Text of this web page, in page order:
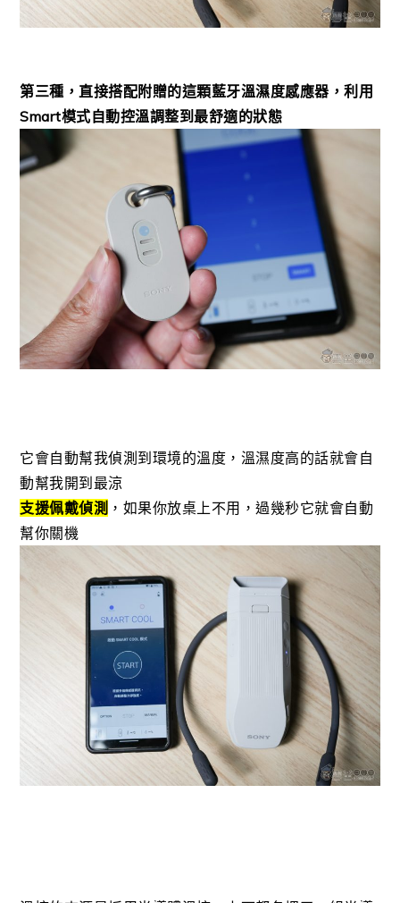
第三種，直接搭配附贈的這顆藍牙溫濕度感應器，利用
Smart模式自動控溫調整到最舒適的狀態
它會自動幫我偵測到環境的溫度，溫濕度高的話就會自
動幫我開到最涼
支援佩戴偵測 ，如果你放桌上不用，過幾秒它就會自動
幫你關機